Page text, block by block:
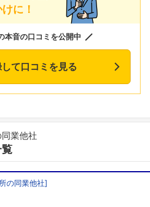
に！
本音の口コミを公開中
て口コミを見る
同業他社
の同業他社]